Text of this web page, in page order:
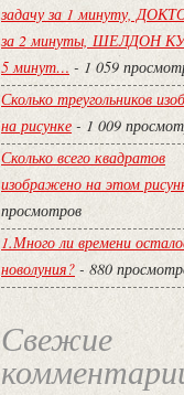
задачу за 1 минуту,
за 2 минуты, ШЕЛДОН
5 минут… - 1 059
Сколько треугольников
на рисунке - 1 009
Сколько всего квадратов
изображено на этом
просмотров
1.Много ли времени
новолуния? - 880
Свежие